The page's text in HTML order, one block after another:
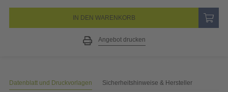
IN DEN WARENKORB
Angebot drucken
Datenblatt und Druckvorlagen Sicherheitshinweise & Hersteller